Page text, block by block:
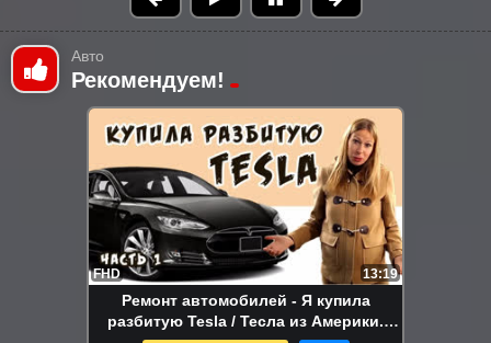
Авто
Рекомендуем!
FHD 13:19
Ремонт автомобилей - Я купила
разбитую Tesla / Тесла из Америки.